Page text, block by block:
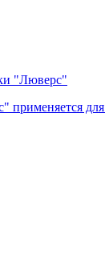
"Люверс"
применяется